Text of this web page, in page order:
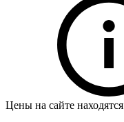
Цены на сайте